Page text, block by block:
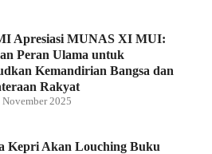
Apresiasi MUNAS XI MUI:
Peran Ulama untuk
Kemandirian Bangsa dan
Rakyat
November 2025
Kepri Akan Louching Buku